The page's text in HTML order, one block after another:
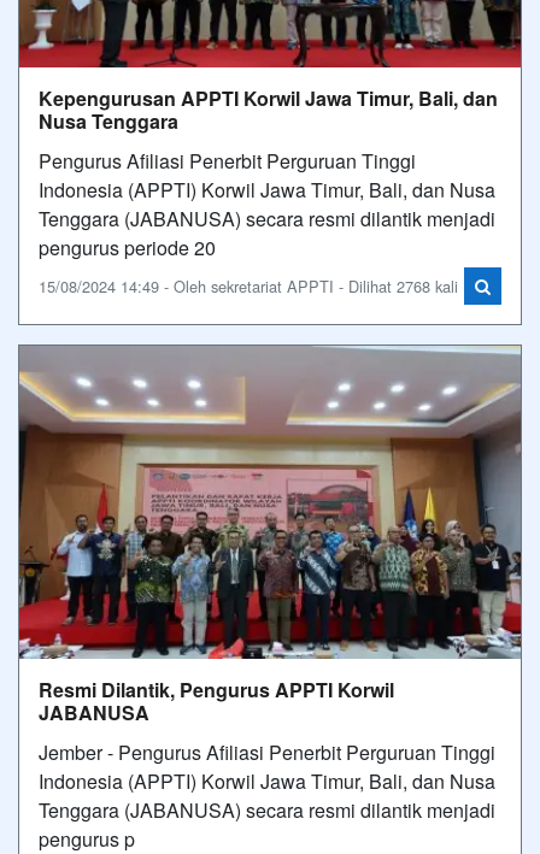
Kepengurusan APPTI Korwil Jawa Timur, Bali, dan
Nusa Tenggara
Pengurus Afiliasi Penerbit Perguruan Tinggi
Indonesia (APPTI) Korwil Jawa Timur, Bali, dan Nusa
Tenggara (JABANUSA) secara resmi dilantik menjadi
pengurus periode 20
15/08/2024 14:49 - Oleh sekretariat APPTI - Dilihat 2768 kali
Resmi Dilantik, Pengurus APPTI Korwil
JABANUSA
Jember - Pengurus Afiliasi Penerbit Perguruan Tinggi
Indonesia (APPTI) Korwil Jawa Timur, Bali, dan Nusa
Tenggara (JABANUSA) secara resmi dilantik menjadi
pengurus p